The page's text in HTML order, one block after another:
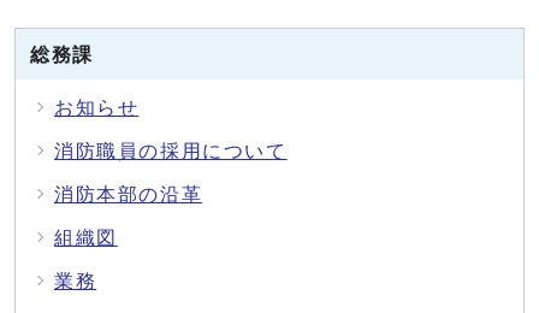
総務課
お知らせ
消防職員の採用について
消防本部の沿革
組織図
業務